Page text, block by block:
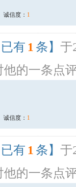
诚信度： 1
已有 1 条】 于
他的一条点
诚信度： 1
已有 1 条】 于
他的一条点